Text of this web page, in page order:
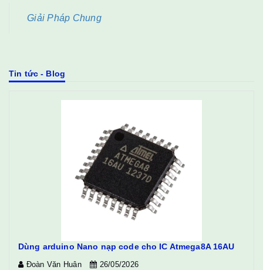
Giải Pháp Chung
Tin tức - Blog
Dùng arduino Nano nạp code cho IC Atmega8A 16AU
Đoàn Văn Huân
26/05/2026